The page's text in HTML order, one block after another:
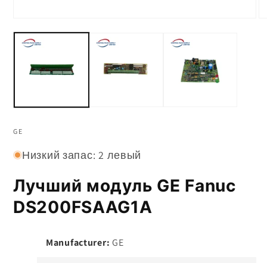
СМИ
GE
Низкий запас: 2 левый
Лучший модуль GE Fanuc
DS200FSAAG1A
Manufacturer: GE